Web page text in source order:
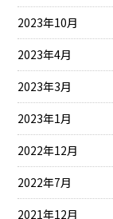
2023年10月
2023年4月
2023年3月
2023年1月
2022年12月
2022年7月
2021年12月